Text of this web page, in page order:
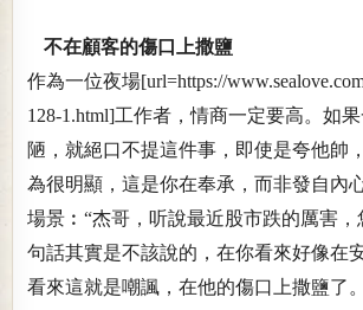
不在顧客的傷口上撒鹽
作為一位夜場[url=https://
128-1.html]工作者，情商一定要高。如
陋，就絕口不提這件事，即使是夸他帥
為很明顯，這是你在奉承，而非發自內
場景︰“杰哥，听說最近股市跌的厲害，
句話其實是不該說的，在你看來好像在
看來這就是嘲諷，在他的傷口上撒鹽了